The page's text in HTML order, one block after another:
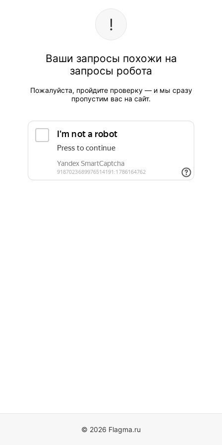
Ваши запросы похожи на
запросы робота
Пожалуйста, пройдите проверку — и мы сразу
пропустим вас на сайт.
© 2026 Flagma.ru